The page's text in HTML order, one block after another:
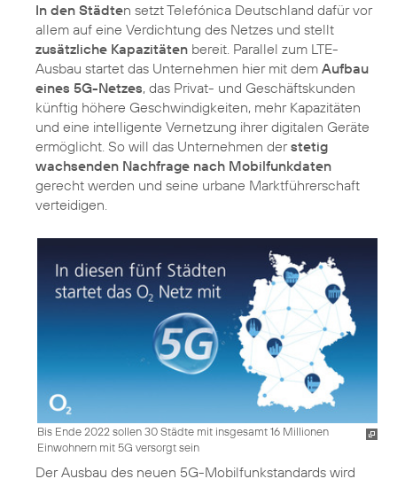
In den Städten setzt Telefónica Deutschland dafür vor
allem auf eine Verdichtung des Netzes und stellt
zusätzliche Kapazitäten bereit. Parallel zum LTE-
Ausbau startet das Unternehmen hier mit dem Aufbau
eines 5G-Netzes, das Privat- und Geschäftskunden
künftig höhere Geschwindigkeiten, mehr Kapazitäten
und eine intelligente Vernetzung ihrer digitalen Geräte
ermöglicht. So will das Unternehmen derstetig
wachsenden Nachfrage nach Mobilfunkdaten
gerecht werden und seine urbane Marktführerschaft
verteidigen.
Bis Ende 2022 sollen 30 Städte mit insgesamt 16 Millionen
Einwohnern mit 5G versorgt sein
Der Ausbau des neuen 5G-Mobilfunkstandards wird